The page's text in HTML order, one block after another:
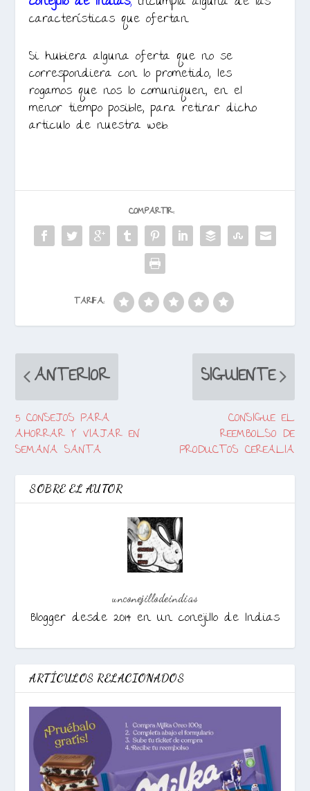
características que ofertan.
Si hubiera alguna oferta que no se
correspondiera con lo prometido, les
rogamos que nos lo comuniquen, en el
menor tiempo posible, para retirar dicho
articulo de nuestra web.
COMPARTIR:
TARIFA:
ANTERIOR
5 CONSEJOS PARA
AHORRAR Y VIAJAR EN
SEMANA SANTA
SIGUIENTE
CONSIGUE EL
REEMBOLSO DE
PRODUCTOS CEREALIA
SOBRE EL AUTOR
unconejillodeindias
Blogger desde 2014 en Un conejillo de Indias
ARTÍCULOS RELACIONADOS